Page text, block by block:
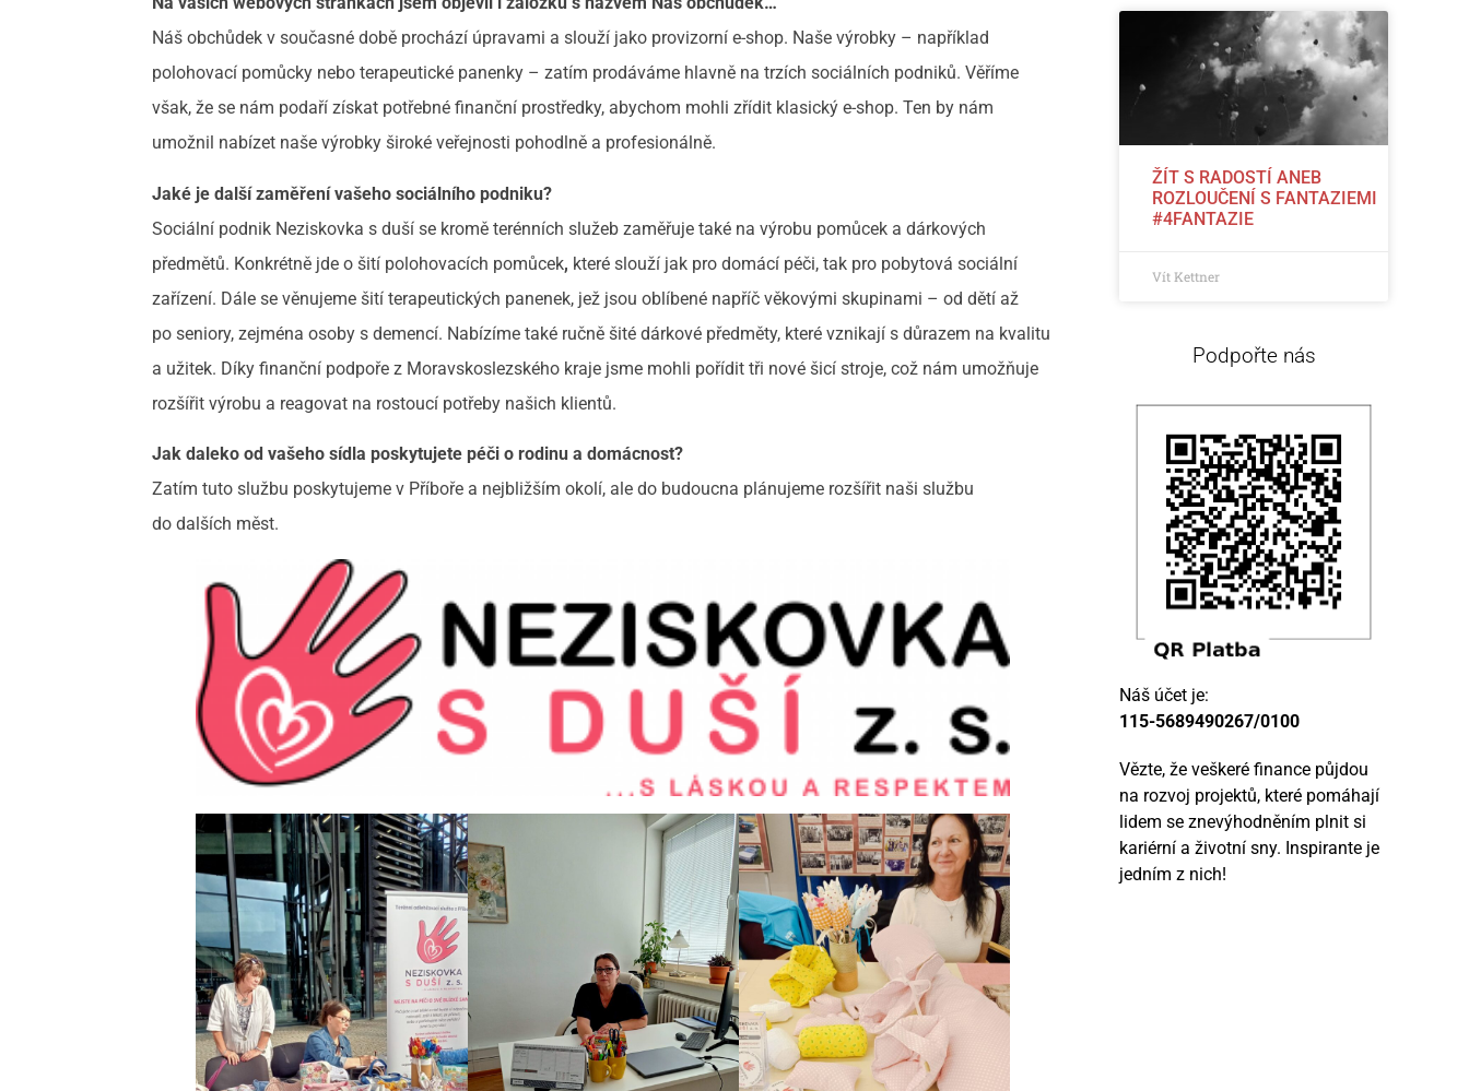
Náš obchůdek v současné době prochází úpravami a slouží jako provizorní e-shop. Naše výrobky – například
polohovací pomůcky nebo terapeutické panenky – zatím prodáváme hlavně na trzích sociálních podniků. Věříme
však, že se nám podaří získat potřebné finanční prostředky, abychom mohli zřídit klasický e-shop. Ten by nám
umožnil nabízet naše výrobky široké veřejnosti pohodlně a profesionálně.
Jaké je další zaměření vašeho sociálního podniku?
Sociální podnik Neziskovka s duší se kromě terénních služeb zaměřuje také na výrobu pomůcek a dárkových
předmětů. Konkrétně jde o šití polohovacích pomůcek, které slouží jak pro domácí péči, tak pro pobytová sociální
zařízení. Dále se věnujeme šití terapeutických panenek, jež jsou oblíbené napříč věkovými skupinami – od dětí až
po seniory, zejména osoby s demencí. Nabízíme také ručně šité dárkové předměty, které vznikají s důrazem na kvalitu
a užitek. Díky finanční podpoře z Moravskoslezského kraje jsme mohli pořídit tři nové šicí stroje, což nám umožňuje
rozšířit výrobu a reagovat na rostoucí potřeby našich klientů.
Jak daleko od vašeho sídla poskytujete péči o rodinu a domácnost?
Zatím tuto službu poskytujeme v Příboře a nejbližším okolí, ale do budoucna plánujeme rozšířit naši službu
do dalších měst.
ŽÍT S RADOSTÍ ANEB
ROZLOUČENÍ S FANTAZIEMI
#4FANTAZIE
Vít Kettner
Podpořte nás
Náš účet je:
115-5689490267/0100
Vězte, že veškeré finance půjdou
na rozvoj projektů, které pomáhají
lidem se znevýhodněním plnit si
kariérní a životní sny. Inspirante je
jedním z nich!